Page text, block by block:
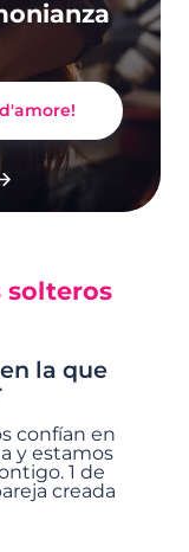
solteros
la que
confían en
y estamos
1 de
creada